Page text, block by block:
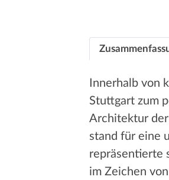
Innerhalb von
Stuttgart zum
Architektur der
stand für eine
repräsentierte
im Zeichen